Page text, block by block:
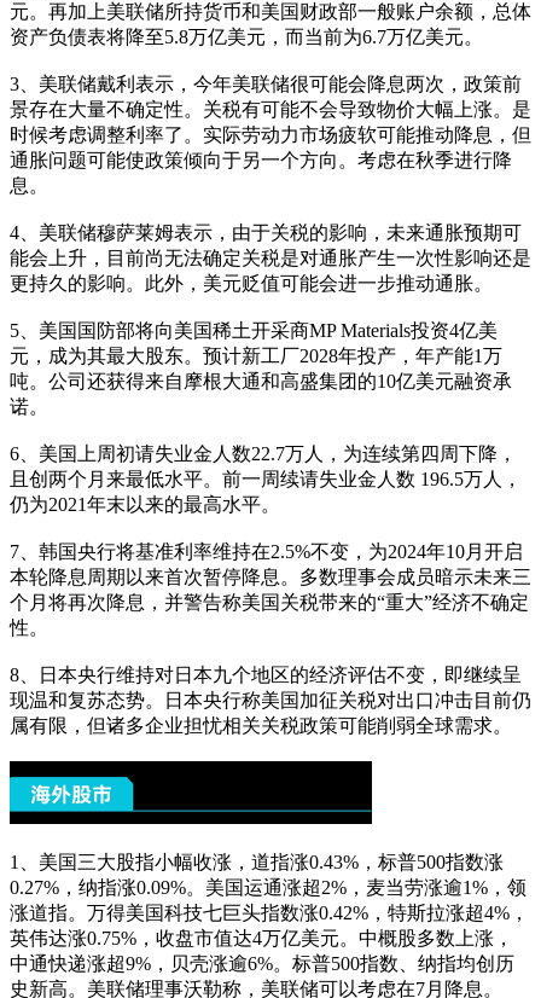
元。再加上美联储所持货币和美国财政部一般账户余额，总体
资产负债表将降至5.8万亿美元，而当前为6.7万亿美元。
3、美联储戴利表示，今年美联储很可能会降息两次，政策前
景存在大量不确定性。关税有可能不会导致物价大幅上涨。是
时候考虑调整利率了。实际劳动力市场疲软可能推动降息，但
通胀问题可能使政策倾向于另一个方向。考虑在秋季进行降
息。
4、美联储穆萨莱姆表示，由于关税的影响，未来通胀预期可
能会上升，目前尚无法确定关税是对通胀产生一次性影响还是
更持久的影响。此外，美元贬值可能会进一步推动通胀。
5、美国国防部将向美国稀土开采商MP Materials投资4亿美
元，成为其最大股东。预计新工厂2028年投产，年产能1万
吨。公司还获得来自摩根大通和高盛集团的10亿美元融资承
诺。
6、美国上周初请失业金人数22.7万人，为连续第四周下降，
且创两个月来最低水平。前一周续请失业金人数 196.5万人，
仍为2021年末以来的最高水平。
7、韩国央行将基准利率维持在2.5%不变，为2024年10月开启
本轮降息周期以来首次暂停降息。多数理事会成员暗示未来三
个月将再次降息，并警告称美国关税带来的“重大”经济不确定
性。
8、日本央行维持对日本九个地区的经济评估不变，即继续呈
现温和复苏态势。日本央行称美国加征关税对出口冲击目前仍
属有限，但诸多企业担忧相关关税政策可能削弱全球需求。
1、美国三大股指小幅收涨，道指涨0.43%，标普500指数涨
0.27%，纳指涨0.09%。美国运通涨超2%，麦当劳涨逾1%，领
涨道指。万得美国科技七巨头指数涨0.42%，特斯拉涨超4%，
英伟达涨0.75%，收盘市值达4万亿美元。中概股多数上涨，
中通快递涨超9%，贝壳涨逾6%。标普500指数、纳指均创历
史新高。美联储理事沃勒称，美联储可以考虑在7月降息。